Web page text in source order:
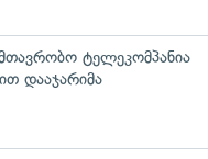
ტელეკომპანია
დააჯარიმა